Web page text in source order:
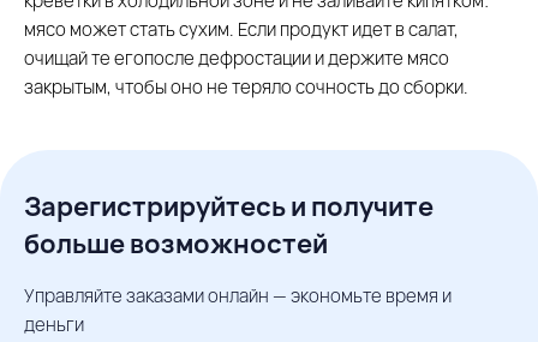
мясо может стать сухим. Если продукт идет в салат,
очищай те егопосле дефростации и держите мясо
закрытым, чтобы оно не теряло сочность до сборки.
Зарегистрируйтесь и получите
больше возможностей
Управляйте заказами онлайн — экономьте время и
деньги